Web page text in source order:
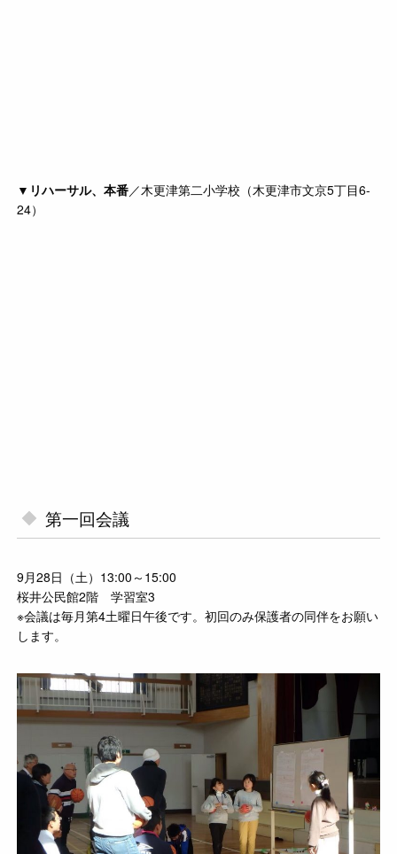
▼ リハーサル、本番／木更津第二小学校（木更津市文京5丁目6-
24）
第一回会議
9月28日（土）13:00～15:00
桜井公民館2階 学習室3
※会議は毎月第4土曜日午後です。初回のみ保護者の同伴をお願い
します。